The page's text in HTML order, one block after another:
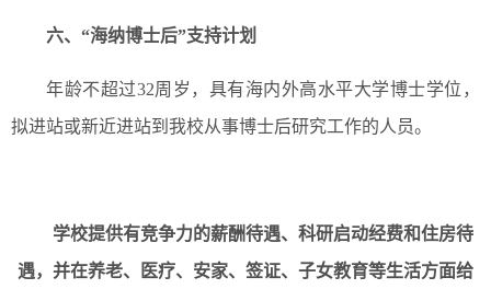
六、“海纳博士后”支持计划
年龄不超过32周岁，具有海内外高水平大学博士学位，
拟进站或新近进站到我校从事博士后研究工作的人员。
学校提供有竞争力的薪酬待遇、科研启动经费和住房待
遇，并在养老、医疗、安家、签证、子女教育等生活方面给